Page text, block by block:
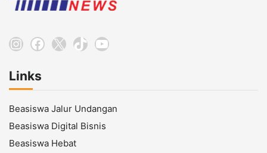
Instagram
Facebook
X TikTokYouTube
Links
Beasiswa Jalur Undangan
Beasiswa Digital Bisnis
Beasiswa Hebat